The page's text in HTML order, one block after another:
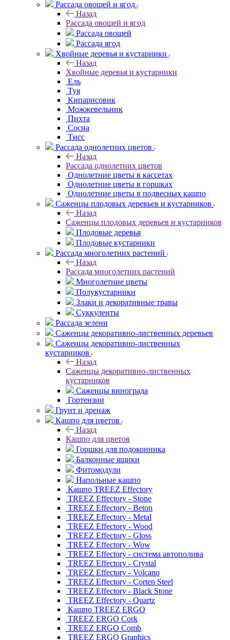
Рассада овощей и ягод
Назад
Рассада овощей и ягод
Рассада овощей
Рассада ягод
Хвойные деревья и кустарники
Назад
Хвойные деревья и кустарники
Ель
Туя
Кипарисовик
Можжевельник
Пихта
Сосна
Тисc
Рассада однолетних цветов
Назад
Рассада однолетних цветов
Однолетние цветы в кассетах
Однолетние цветы в горшках
Однолетние цветы в подвесных кашпо
Саженцы плодовых деревьев и кустарников
Назад
Саженцы плодовых деревьев и кустарников
Плодовые деревья
Плодовые кустарники
Рассада многолетних растений
Назад
Рассада многолетних растений
Многолетние цветы
Полукустарники
Злаки и декоративные травы
Суккуленты
Рассада зелени
Саженцы декоративно-лиственных деревьев
Саженцы декоративно-лиственных
кустарников
Назад
Саженцы декоративно-лиственных
кустарников
Саженцы винограда
Гортензии
Грунт и дренаж
Кашпо для цветов
Назад
Кашпо для цветов
Горшки для подоконника
Балконные ящики
Фитомодули
Напольные кашпо
Кашпо TREEZ Effectory
TREEZ Effectory - Stone
TREEZ Effectory - Beton
TREEZ Effectory - Metal
TREEZ Effectory - Wood
TREEZ Effectory - Gloss
TREEZ Effectory - Wow
TREEZ Effectory - система автополива
TREEZ Effectory - Crystal
TREEZ Effectory - Volcano
TREEZ Effectory - Corten Steel
TREEZ Effectory - Black Stone
TREEZ Effectory - Quartz
Кашпо TREEZ ERGO
TREEZ ERGO Cork
TREEZ ERGO Comb
TREEZ ERGO Graphics